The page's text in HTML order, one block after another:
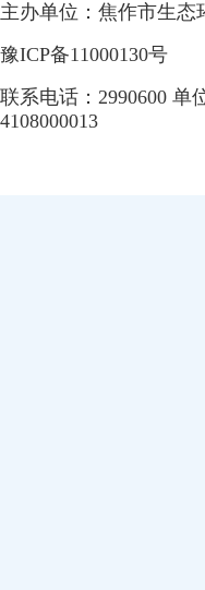
主办单位：焦作市生态
豫ICP备11000130号
联系电话：2990600 单
4108000013